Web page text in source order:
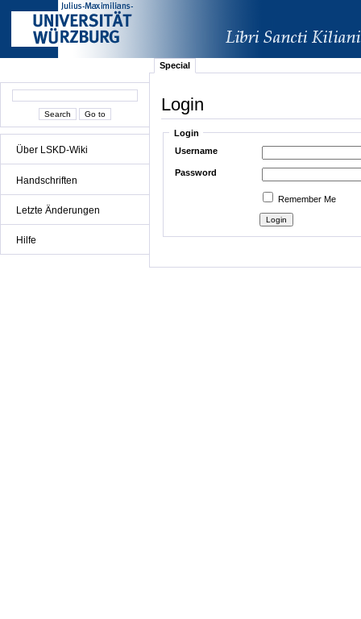
Über LSKD-Wiki
Handschriften
Letzte Änderungen
Hilfe
Special
Login
Login
Username
Password
Remember Me